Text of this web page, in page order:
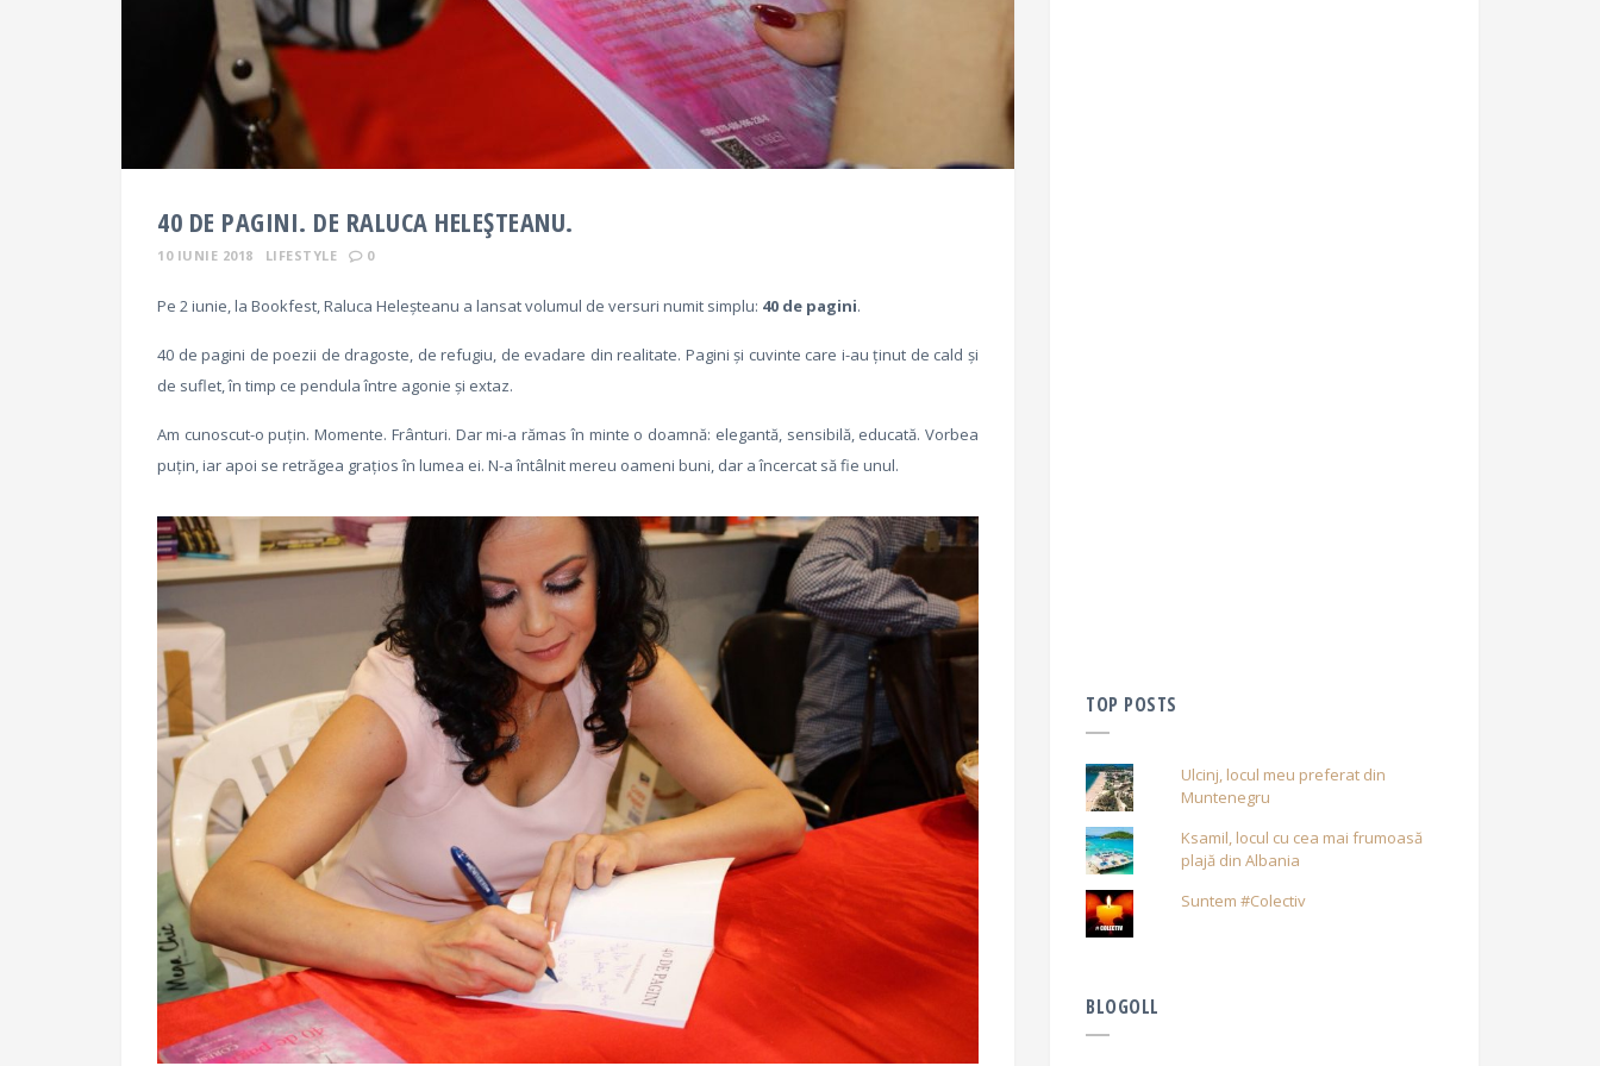
40 DE PAGINI. DE RALUCA HELEȘTEANU.
10 IUNIE 2018 LIFESTYLE 0
Pe 2 iunie, la Bookfest, Raluca Heleșteanu a lansat volumul de versuri numit simplu: 40 de pagini.
40 de pagini de poezii de dragoste, de refugiu, de evadare din realitate. Pagini și cuvinte care i-au ținut de cald și
de suflet, în timp ce pendula între agonie și extaz.
Am cunoscut-o puțin. Momente. Frânturi. Dar mi-a rămas în minte o doamnă: elegantă, sensibilă, educată. Vorbea
puțin, iar apoi se retrăgea grațios în lumea ei. N-a întâlnit mereu oameni buni, dar a încercat să fie unul.
TOP POSTS
Ulcinj, locul meu preferat din
Muntenegru
Ksamil, locul cu cea mai frumoasă
plajă din Albania
Suntem #Colectiv
BLOGOLL